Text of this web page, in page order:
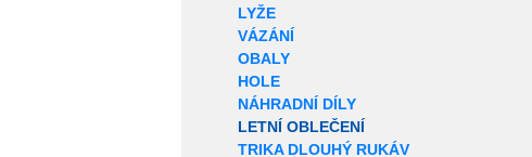
LYŽE
VÁZÁNÍ
OBALY
HOLE
NÁHRADNÍ DÍLY
LETNÍ OBLEČENÍ
TRIKA DLOUHÝ RUKÁV